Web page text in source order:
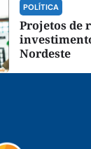
POLÍTICA
Projetos de
Nordeste